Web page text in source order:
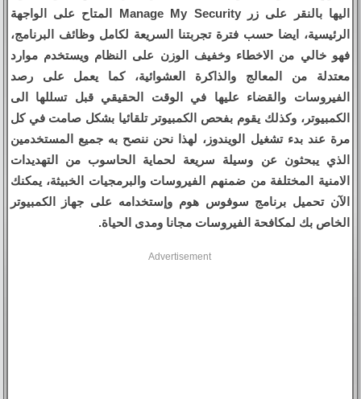
اليها بالنقر على زر Manage My Security المتاح على الواجهة
الرئيسية، ايضا حسب فترة تجربتنا السريعة لكامل وظائف البرنامج،
فهو خالي من الاخطاء وخفيف الوزن على النظام ويستخدم موارد
معتدلة من المعالج والذاكرة العشوائية، كما يعمل على رصد
الفيروسات والقضاء عليها في الوقت الحقيقي قبل تسللها الى
الكمبيوتر، وكذلك يقوم بفحص الكمبيوتر تلقائيا بشكل صامت في كل
مرة عند بدء تشغيل الويندوز، لهذا نحن ننصح به جميع المستخدمين
الذي يبحثون عن وسيلة سريعة لحماية الحاسوب من التهديدات
الامنية المختلفة من ضمنهم الفيروسات والبرمجيات الخبيثة، يمكنك
الآن تحميل برنامج سوفوس هوم وإستخدامه على جهاز الكمبيوتر
الخاص بك لمكافحة الفيروسات مجانا ومدى الحياة.
Advertisement